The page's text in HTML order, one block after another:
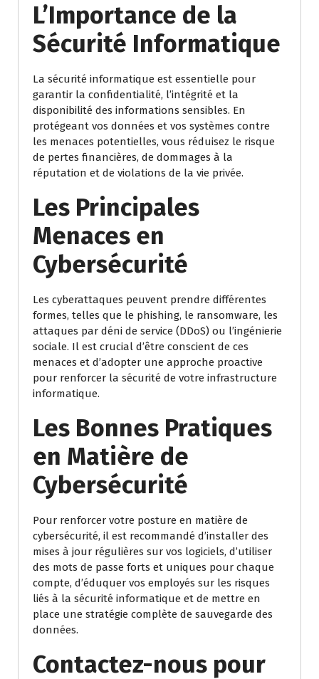
L’Importance de la
Sécurité Informatique
La sécurité informatique est essentielle pour
garantir la confidentialité, l’intégrité et la
disponibilité des informations sensibles. En
protégeant vos données et vos systèmes contre
les menaces potentielles, vous réduisez le risque
de pertes financières, de dommages à la
réputation et de violations de la vie privée.
Les Principales
Menaces en
Cybersécurité
Les cyberattaques peuvent prendre différentes
formes, telles que le phishing, le ransomware, les
attaques par déni de service (DDoS) ou l’ingénierie
sociale. Il est crucial d’être conscient de ces
menaces et d’adopter une approche proactive
pour renforcer la sécurité de votre infrastructure
informatique.
Les Bonnes Pratiques
en Matière de
Cybersécurité
Pour renforcer votre posture en matière de
cybersécurité, il est recommandé d’installer des
mises à jour régulières sur vos logiciels, d’utiliser
des mots de passe forts et uniques pour chaque
compte, d’éduquer vos employés sur les risques
liés à la sécurité informatique et de mettre en
place une stratégie complète de sauvegarde des
données.
Contactez-nous pour